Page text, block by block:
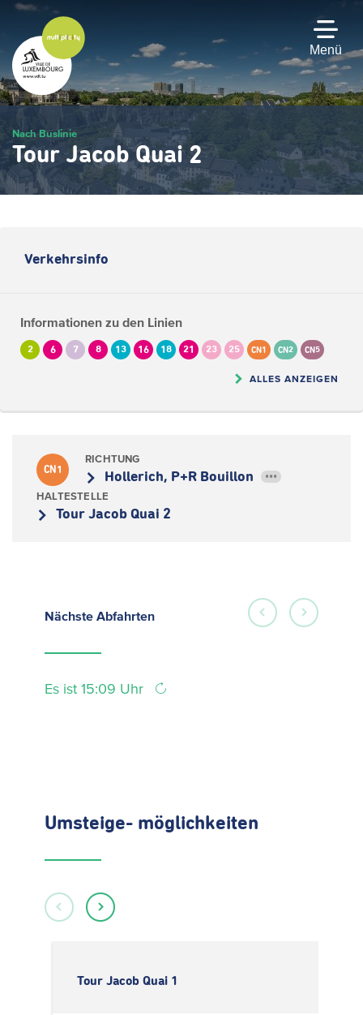
Zum
Hauptinhalt
gehen
Menü
Nach Buslinie
Tour Jacob Quai 2
Verkehrsinfo
Informationen zu den Linien
2 6 7 8 13 16 18 21 23 25 CN1 CN2 CN5
ALLES ANZEIGEN
CN1
RICHTUNG
Hollerich, P+R Bouillon •••
HALTESTELLE
Tour Jacob Quai 2
Nächste Abfahrten
Es ist 15:09 Uhr
Umsteige- möglichkeiten
Tour Jacob Quai 1